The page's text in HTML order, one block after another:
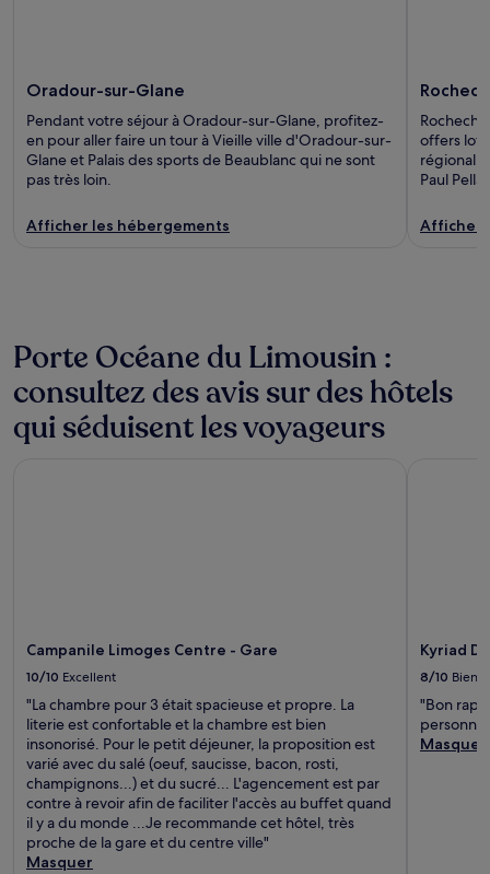
Oradour-sur-Glane
Pendant votre séjour à Oradour-sur-Glane, profitez-
en pour aller faire un tour à Vieille ville d'Oradour-sur-
Glane et Palais des sports de Beaublanc qui ne sont
pas très loin.
Afficher les hébergements
offers
régional
Paul
Afficher
Porte Océane du Limousin :
consultez des avis sur des hôtels
qui séduisent les voyageurs
Campanile Limoges Centre - Gare
10/10 Excellent
"La chambre pour 3 était spacieuse et propre. La
literie est confortable et la chambre est bien
insonorisé. Pour le petit déjeuner, la proposition est
varié avec du salé (oeuf, saucisse, bacon, rosti,
champignons...) et du sucré... L'agencement est par
contre à revoir afin de faciliter l'accès au buffet quand
il y a du monde ...Je recommande cet hôtel, très
proche de la gare et du centre ville"
Masquer
Kyriad
8/10 Bien
"Bon
Masquer